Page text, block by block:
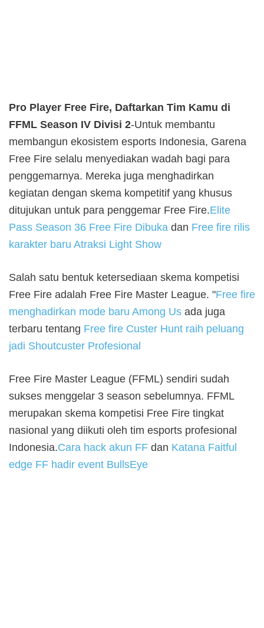
Pro Player Free Fire, Daftarkan Tim Kamu di
FFML Season IV Divisi 2-Untuk membantu
membangun ekosistem esports Indonesia, Garena
Free Fire selalu menyediakan wadah bagi para
penggemarnya. Mereka juga menghadirkan
kegiatan dengan skema kompetitif yang khusus
ditujukan untuk para penggemar Free Fire.Elite
Pass Season 36 Free Fire Dibuka dan Free fire rilis
karakter baru Atraksi Light Show
Salah satu bentuk ketersediaan skema kompetisi
Free Fire adalah Free Fire Master League. "Free fire
menghadirkan mode baru Among Us ada juga
terbaru tentang Free fire Custer Hunt raih peluang
jadi Shoutcuster Profesional
Free Fire Master League (FFML) sendiri sudah
sukses menggelar 3 season sebelumnya. FFML
merupakan skema kompetisi Free Fire tingkat
nasional yang diikuti oleh tim esports profesional
Indonesia.Cara hack akun FF dan Katana Faitful
edge FF hadir event BullsEye